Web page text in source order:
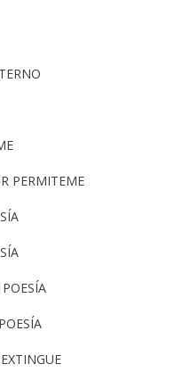
PERMITEME